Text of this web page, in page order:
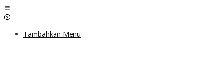
Lewati
ke
Tambahkan Menu